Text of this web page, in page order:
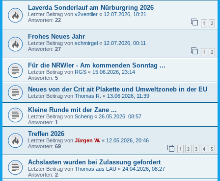
Laverda Sonderlauf am Nürburgring 2026
Letzter Beitrag von v2ventiler « 12.07.2026, 18:21
Antworten: 22 1 2
Frohes Neues Jahr
Letzter Beitrag von schmirgel « 12.07.2026, 00:11
Antworten: 27 1 2
Für die NRWler - Am kommenden Sonntag ...
Letzter Beitrag von RGS « 15.06.2026, 23:14
Antworten: 5
Neues von der Crit ait Plakette und Umweltzoneb in der EU
Letzter Beitrag von Thomas R. « 13.06.2026, 11:39
Kleine Runde mit der Zane ...
Letzter Beitrag von Scheng « 26.05.2026, 08:57
Antworten: 1
Treffen 2026
Letzter Beitrag von Jürgen W. « 12.05.2026, 20:46
Antworten: 69 1 2 3 4 5
Achslasten wurden bei Zulassung gefordert
Letzter Beitrag von Thomas aus LAU « 24.04.2026, 08:27
Antworten: 2